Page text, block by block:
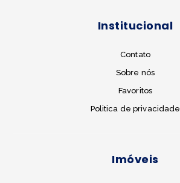
Institucional
Contato
Sobre nós
Favoritos
Politica de privacidade
Imóveis